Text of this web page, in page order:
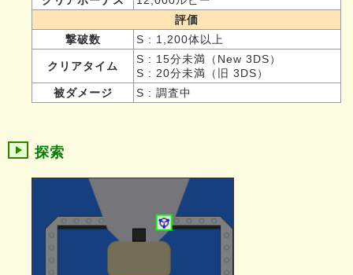
評価
撃破数
S : 1,200体以上
クリアタイム
S : 15分未満（New 3DS）
S : 20分未満（旧 3DS）
被ダメージ
S : 調査中
探索